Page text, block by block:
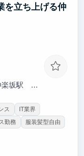
を立ち上げる仲
徒歩6分
ス
IT業界
勤務
服装髪型自由